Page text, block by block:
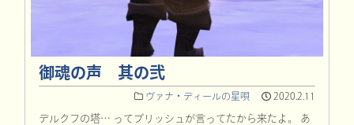
御魂の声 其の弐
ヴァナ・ディールの星唄 2020.2.11
デルクフの塔… ってプリッシュが言ってたから来たよ。 あ